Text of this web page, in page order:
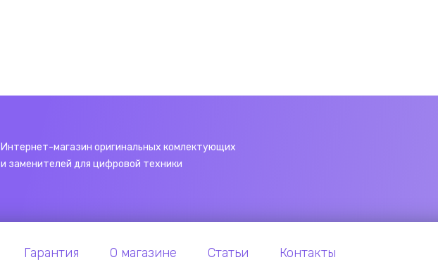
Интернет-магазин оригинальных комлектующих
и заменителей для цифровой техники
Гарантия О магазине Статьи Контакты